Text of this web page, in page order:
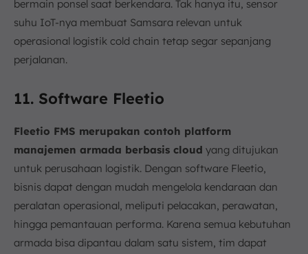
bermain ponsel saat berkendara. Tak hanya itu, sensor
suhu IoT-nya membuat Samsara relevan untuk
operasional logistik cold chain tetap segar sepanjang
perjalanan.
11. Software Fleetio
Fleetio FMS merupakan contoh platform
manajemen armada berbasis cloud yang ditujukan
untuk perusahaan logistik. Dengan software Fleetio,
bisnis dapat dengan mudah mengelola kendaraan dan
peralatan operasional, meliputi pelacakan, perawatan,
hingga pemantauan performa. Karena semua kebutuhan
armada bisa dipantau dalam satu sistem, tim dapat